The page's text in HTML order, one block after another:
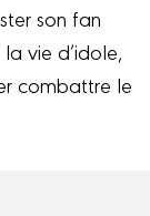
son fan
vie d’idole,
combattre le